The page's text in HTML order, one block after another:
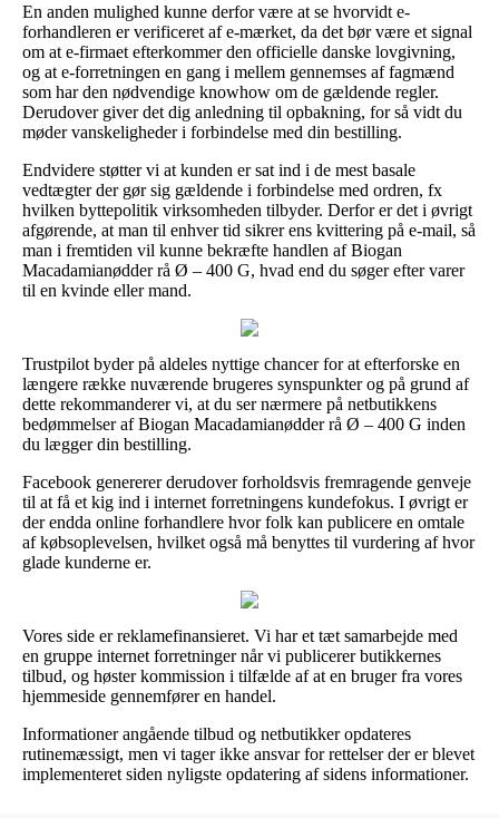
En anden mulighed kunne derfor være at se hvorvidt e-
forhandleren er verificeret af e-mærket, da det bør være et signal
om at e-firmaet efterkommer den officielle danske lovgivning,
og at e-forretningen en gang i mellem gennemses af fagmænd
som har den nødvendige knowhow om de gældende regler.
Derudover giver det dig anledning til opbakning, for så vidt du
møder vanskeligheder i forbindelse med din bestilling.
Endvidere støtter vi at kunden er sat ind i de mest basale
vedtægter der gør sig gældende i forbindelse med ordren, fx
hvilken byttepolitik virksomheden tilbyder. Derfor er det i øvrigt
afgørende, at man til enhver tid sikrer ens kvittering på e-mail, så
man i fremtiden vil kunne bekræfte handlen af Biogan
Macadamianødder rå Ø – 400 G, hvad end du søger efter varer
til en kvinde eller mand.
Trustpilot byder på aldeles nyttige chancer for at efterforske en
længere række nuværende brugeres synspunkter og på grund af
dette rekommanderer vi, at du ser nærmere på netbutikkens
bedømmelser af Biogan Macadamianødder rå Ø – 400 G inden
du lægger din bestilling.
Facebook genererer derudover forholdsvis fremragende genveje
til at få et kig ind i internet forretningens kundefokus. I øvrigt er
der endda online forhandlere hvor folk kan publicere en omtale
af købsoplevelsen, hvilket også må benyttes til vurdering af hvor
glade kunderne er.
Vores side er reklamefinansieret. Vi har et tæt samarbejde med
en gruppe internet forretninger når vi publicerer butikkernes
tilbud, og høster kommission i tilfælde af at en bruger fra vores
hjemmeside gennemfører en handel.
Informationer angående tilbud og netbutikker opdateres
rutinemæssigt, men vi tager ikke ansvar for rettelser der er blevet
implementeret siden nyligste opdatering af sidens informationer.